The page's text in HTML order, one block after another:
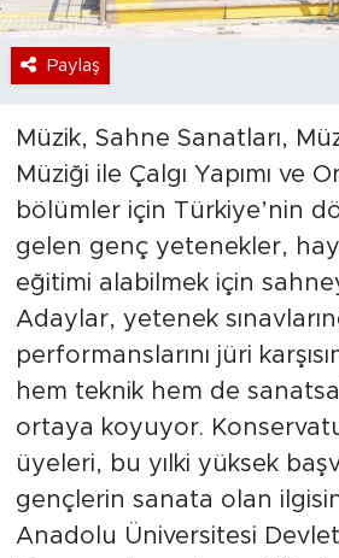
Paylaş
Müzik, Sahne Sanatları,
Müziği ile Çalgı Yapımı ve
bölümler için Türkiye’nin
gelen genç yetenekler,
eğitimi alabilmek için
Adaylar, yetenek
performanslarını jüri
hem teknik hem de
ortaya koyuyor.
üyeleri, bu yılki yüksek
gençlerin sanata olan
Anadolu Üniversitesi Devlet
Sektör